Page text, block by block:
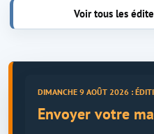
Voir tous les
DIMANCHE 9 AOÛT 2026 :
Envoyer votre